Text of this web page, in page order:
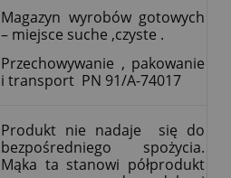
Magazyn wyrobów gotowych
– miejsce suche ,czyste .
Przechowywanie , pakowanie
i transport PN 91/A-74017
Produkt nie nadaje się do
bezpośredniego spożycia.
Mąka ta stanowi półprodukt